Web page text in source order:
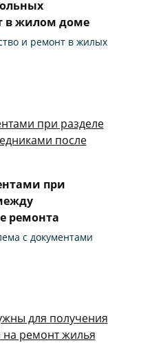
в жилом доме
и ремонт в жилых
при
ремонта
с документами